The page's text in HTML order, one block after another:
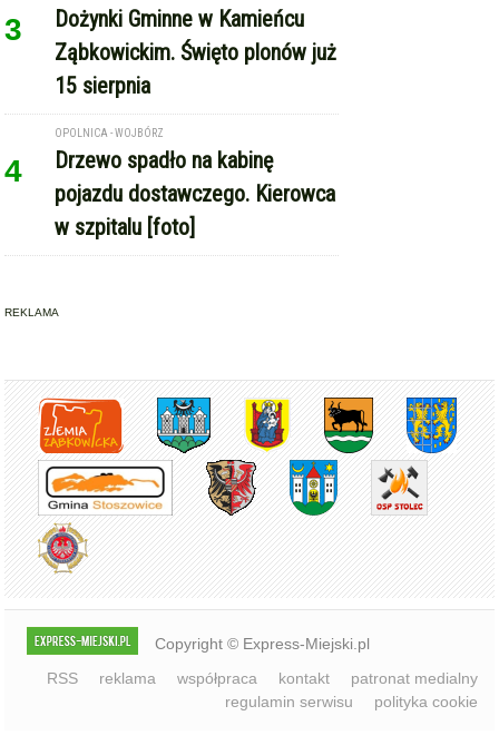
3
Dożynki Gminne w Kamieńcu
Ząbkowickim. Święto plonów już
15 sierpnia
4
OPOLNICA - WOJBÓRZ
Drzewo spadło na kabinę
pojazdu dostawczego. Kierowca
w szpitalu [foto]
REKLAMA
Copyright © Express-Miejski.pl
RSS
reklama współpraca kontakt
patronat medialny
regulamin serwisu
polityka cookie